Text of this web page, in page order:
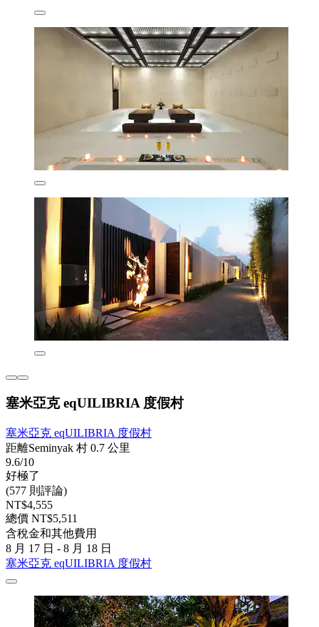
塞米亞克 eqUILIBRIA 度假村
塞米亞克 eqUILIBRIA 度假村
距離Seminyak 村 0.7 公里
9.6/10
好極了
(577 則評論)
NT$4,555
總價 NT$5,511
含稅金和其他費用
8 月 17 日 - 8 月 18 日
塞米亞克 eqUILIBRIA 度假村